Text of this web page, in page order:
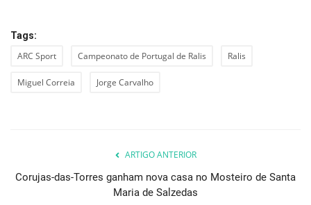
Tags:
ARC Sport Campeonato de Portugal de Ralis Ralis
Miguel Correia Jorge Carvalho
ARTIGO ANTERIOR
Corujas-das-Torres ganham nova casa no Mosteiro de Santa
Maria de Salzedas